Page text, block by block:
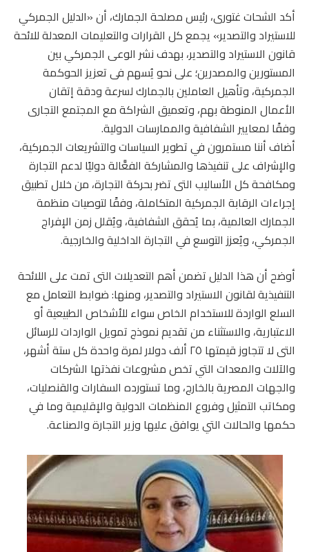
أكد الشحات غتورى، رئيس مصلحة الجمارك، أن «الدليل الجمركي
للاستيراد والتصدير» يجمع كل القرارات والتعليمات المعدلة للائحة
قانون الاستيراد والتصدير، بهدف نشر الوعى الجمركي بين
المستورين والمصدرين؛ على نحو يُسهم فى تعزيز الحوكمة
الجمركية، وتأهيل العاملين بالجمارك لسرعة ودقة إتقان
الأعمال المنوطة بهم، وتعميق الشراكة مع المجتمع التجارى
وفقًا لمعايير الشفافية والممارسات الدولية.
أضاف أننا مستمرون في تطوير السياسات والتشريعات الجمركية،
والإشراف على تنفيذها والمشاركة الفعَّالة دوليًا لدعم التجارة
ومكافحة كل الأساليب التى تضر بحركة التجارة، من خلال تطبيق
إجراءات الرقابة الجمركية المتكاملة، وفقًا لتوصيات منظمة
الجمارك العالمية، بما يُحقق الشفافية، ويُقلل زمن الإفراج
الجمركي، ويُعزز التوسع في التجارة الداخلية والخارجية.
أوضح أن هذا الدليل تضمن أهم التعديلات التى تمت على اللائحة
التنفيذية لقانون الاستيراد والتصدير، ومنها: ضوابط التعامل مع
السلع الواردة للاستخدام الخاص سواء للأشخاص الطبيعية أو
الاعتبارية، والاستثناء من تقديم نموذج تمويل الواردات للرسائل
التى لا تتجاوز قيمتها ٢٥ ألف دولار لمرة واحدة كل ستة أشهر،
والآلات والمعدات التي تخص مشروعات نفذتها الشركات
والجهات المصرية بالخارج، وما تستورده السفارات والقنصليات،
ومكاتب التمثيل وفروع المنظمات الدولية والإقليمية وما في
حكمها والحالات التي يوافق عليها وزير التجارة والصناعة.